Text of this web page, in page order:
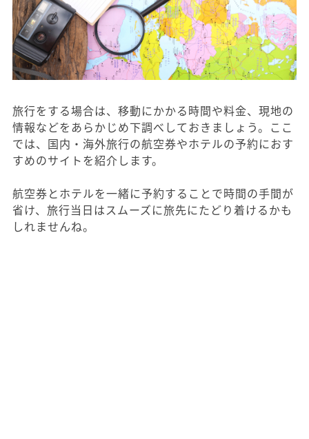
旅行をする場合は、移動にかかる時間や料金、現地の
情報などをあらかじめ下調べしておきましょう。ここ
では、国内・海外旅行の航空券やホテルの予約におす
すめのサイトを紹介します。
航空券とホテルを一緒に予約することで時間の手間が
省け、旅行当日はスムーズに旅先にたどり着けるかも
しれませんね。